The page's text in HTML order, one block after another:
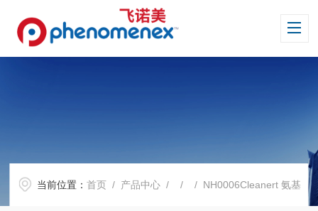
当前位置：首页 / 产品中心 / / / NH0006Cleanert 氨基